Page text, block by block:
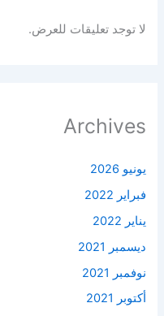
لا توجد تعليقات للعرض.
Archives
يونيو 2026
فبراير 2022
يناير 2022
ديسمبر 2021
نوفمبر 2021
أكتوبر 2021